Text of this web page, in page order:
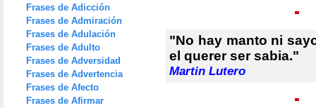
Frases de Adicción
Frases de Admiración
Frases de Adulación
Frases de Adulto
Frases de Adversidad
Frases de Advertencia
Frases de Afecto
Frases de Afirmar
"No hay manto ni
el querer ser sabia."
Martin Lutero